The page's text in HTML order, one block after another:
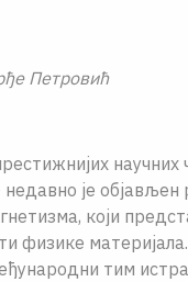
Петровић
научних
је објављен
који
физике
тим